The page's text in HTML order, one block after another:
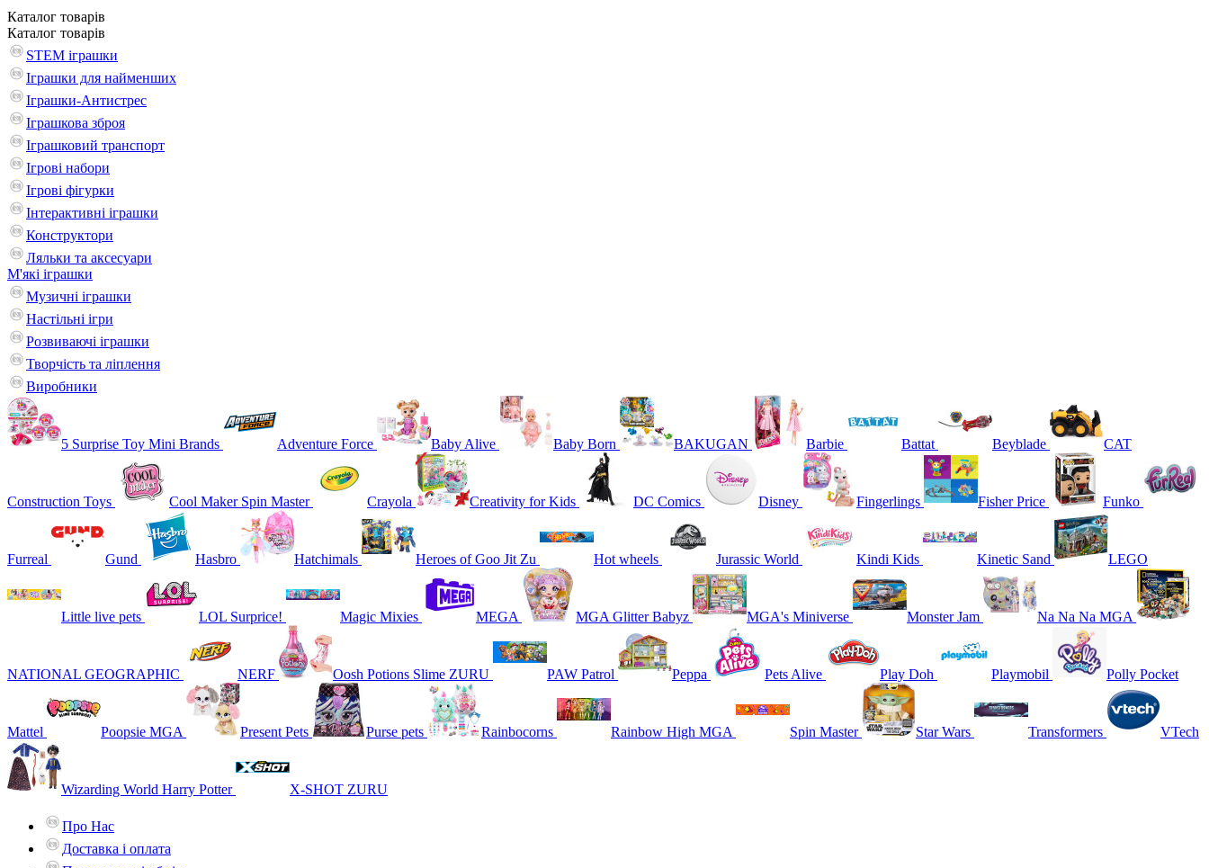
Каталог товарів
Каталог товарів
STEM іграшки
Іграшки для найменших
Іграшки-Антистрес
Іграшкова зброя
Іграшковий транспорт
Ігрові набори
Ігрові фігурки
Інтерактивні іграшки
Конструктори
Ляльки та аксесуари
М'які іграшки
Музичні іграшки
Настільні iгри
Розвиваючі іграшки
Творчість та ліплення
Виробники
5 Surprise Toy Mini Brands Adventure Force Baby Alive Baby Born BAKUGAN Barbie Battat Beyblade CAT
Construction Toys Cool Maker Spin Master Crayola Creativity for Kids DC Comics Disney Fingerlings Fisher Price Funko
Furreal Gund Hasbro Hatchimals Heroes of Goo Jit Zu Hot wheels Jurassic World Kindi Kids Kinetic Sand LEGO
Little live pets LOL Surprice! Magic Mixies MEGA MGA Glitter Babyz MGA's Miniverse Monster Jam Na Na Na MGA
NATIONAL GEOGRAPHIC NERF Oosh Potions Slime ZURU PAW Patrol Peppa Pets Alive Play Doh Playmobil Polly Pocket
Mattel Poopsie MGA Present Pets Purse pets Rainbocorns Rainbow High MGA Spin Master Star Wars Transformers VTech
Wizarding World Harry Potter X-SHOT ZURU
Про Нас
Доставка і оплата